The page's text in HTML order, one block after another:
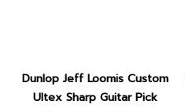
Dunlop Jeff Loomis Custom
Ultex Sharp Guitar Pick